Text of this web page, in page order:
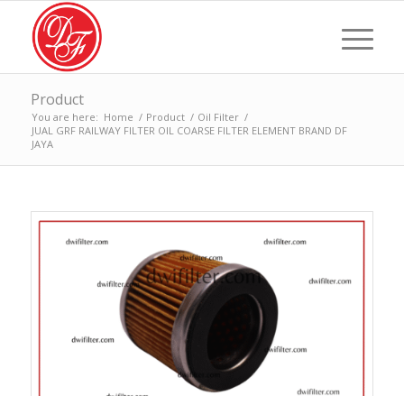
Product
You are here: Home / Product / Oil Filter /
JUAL GRF RAILWAY FILTER OIL COARSE FILTER ELEMENT BRAND DF
JAYA